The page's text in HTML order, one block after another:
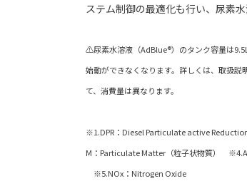
ステム制御の最適化も行い、尿素
⚠尿素水溶液（AdBlue®）のタンク容量は
始動ができなくなります。詳しくは、取扱
て、消費量は異なります。
※1.DPR：Diesel Particulate active
M：Particulate Matter（粒子状物質）
※5.NOx：Nitrogen Oxide